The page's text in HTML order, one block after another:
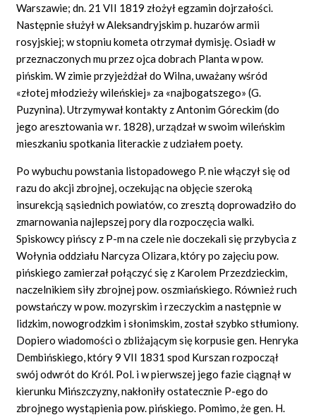
Warszawie; dn. 21 VII 1819 złożył egzamin dojrzałości.
Następnie służył w Aleksandryjskim p. huzarów armii
rosyjskiej; w stopniu kometa otrzymał dymisję. Osiadł w
przeznaczonych mu przez ojca dobrach Planta w pow.
pińskim. W zimie przyjeżdżał do Wilna, uważany wśród
«złotej młodzieży wileńskiej» za «najbogatszego» (G.
Puzynina). Utrzymywał kontakty z Antonim Góreckim (do
jego aresztowania w r. 1828), urządzał w swoim wileńskim
mieszkaniu spotkania literackie z udziałem poety.
Po wybuchu powstania listopadowego P. nie włączył się od
razu do akcji zbrojnej, oczekując na objęcie szeroką
insurekcją sąsiednich powiatów, co zresztą doprowadziło do
zmarnowania najlepszej pory dla rozpoczęcia walki.
Spiskowcy pińscy z P-m na czele nie doczekali się przybycia z
Wołynia oddziału Narcyza Olizara, który po zajęciu pow.
pińskiego zamierzał połączyć się z Karolem Przezdzieckim,
naczelnikiem siły zbrojnej pow. oszmiańskiego. Również ruch
powstańczy w pow. mozyrskim i rzeczyckim a następnie w
lidzkim, nowogrodzkim i słonimskim, został szybko stłumiony.
Dopiero wiadomości o zbliżającym się korpusie gen. Henryka
Dembińskiego, który 9 VII 1831 spod Kurszan rozpoczął
swój odwrót do Król. Pol. i w pierwszej jego fazie ciągnął w
kierunku Mińszczyzny, nakłoniły ostatecznie P-ego do
zbrojnego wystąpienia pow. pińskiego. Pomimo, że gen. H.